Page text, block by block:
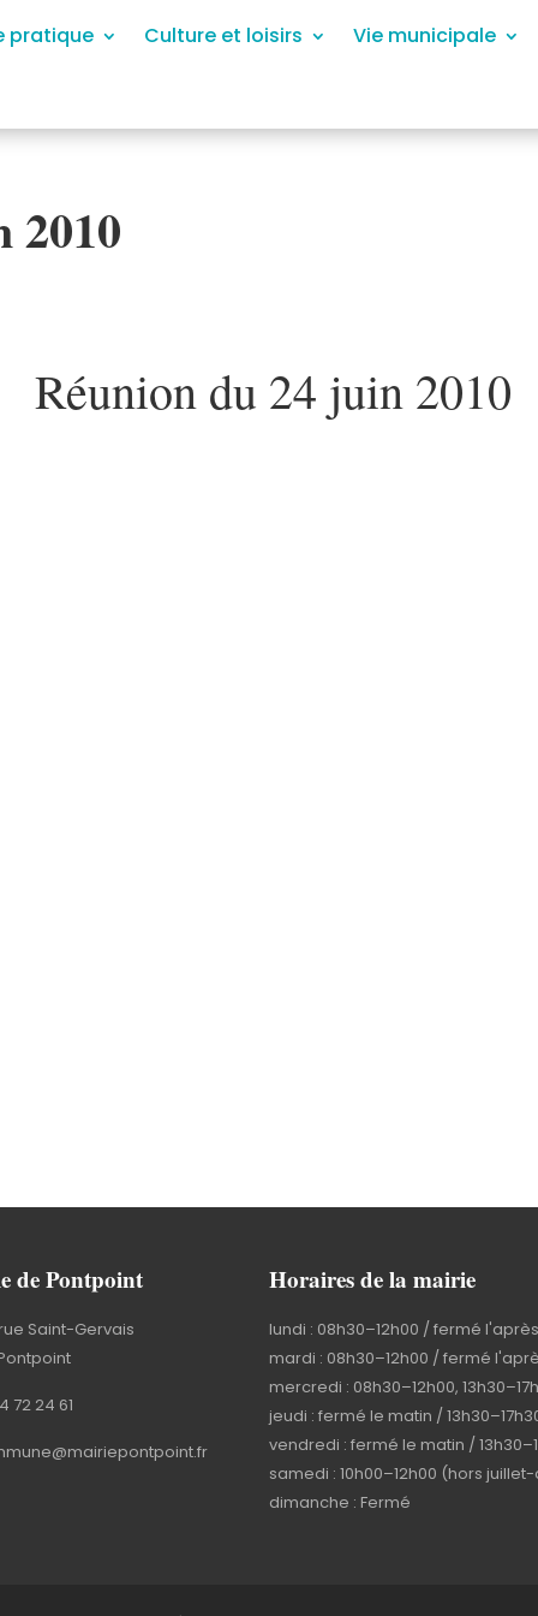
pratique Culture et loisirs Vie municipale
2010
Réunion du 24 juin 2010
de Pontpoint
Saint-Gervais
72 24 61
Horaires de la mairie
lundi : 08h30–12h00 / fermé
mardi : 08h30–12h00 / fermé
mercredi : 08h30–12h00,
jeudi : fermé le matin /
vendredi : fermé le matin /
samedi : 10h00–12h00 (hors
dimanche : Fermé